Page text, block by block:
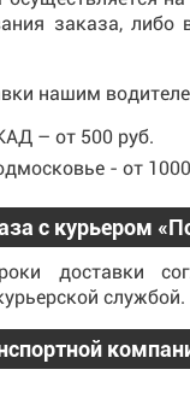
заказа, либо
нашим
– от 500 руб.
- от
с курьером
доставки
службой.